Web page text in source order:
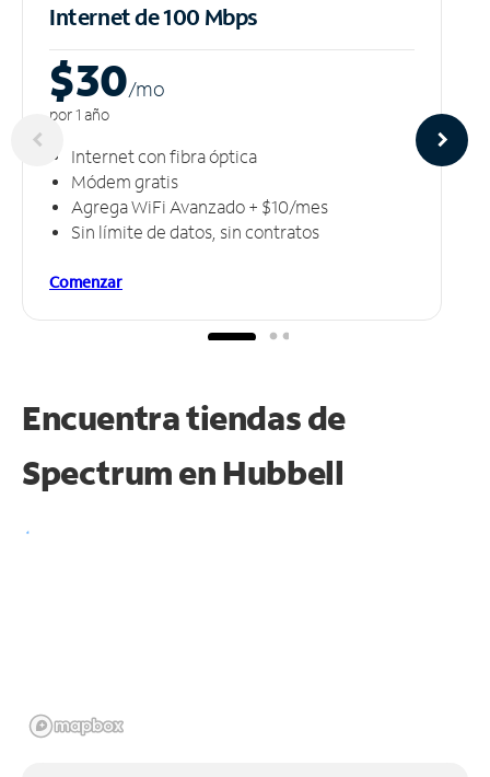
Internet de 100 Mbps
$30/mo
por 1 año
Internet con fibra óptica
Módem gratis
Agrega WiFi Avanzado + $10/mes
Sin límite de datos, sin contratos
Comenzar
Encuentra tiendas de
Spectrum en Hubbell